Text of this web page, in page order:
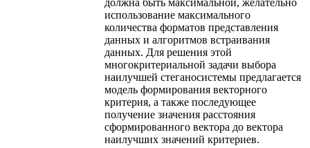
должна быть максимальной, желательно
использование максимального
количества форматов представления
данных и алгоритмов встраивания
данных. Для решения этой
многокритериальной задачи выбора
наилучшей стеганосистемы предлагается
модель формирования векторного
критерия, а также последующее
получение значения расстояния
сформированного вектора до вектора
наилучших значений критериев.